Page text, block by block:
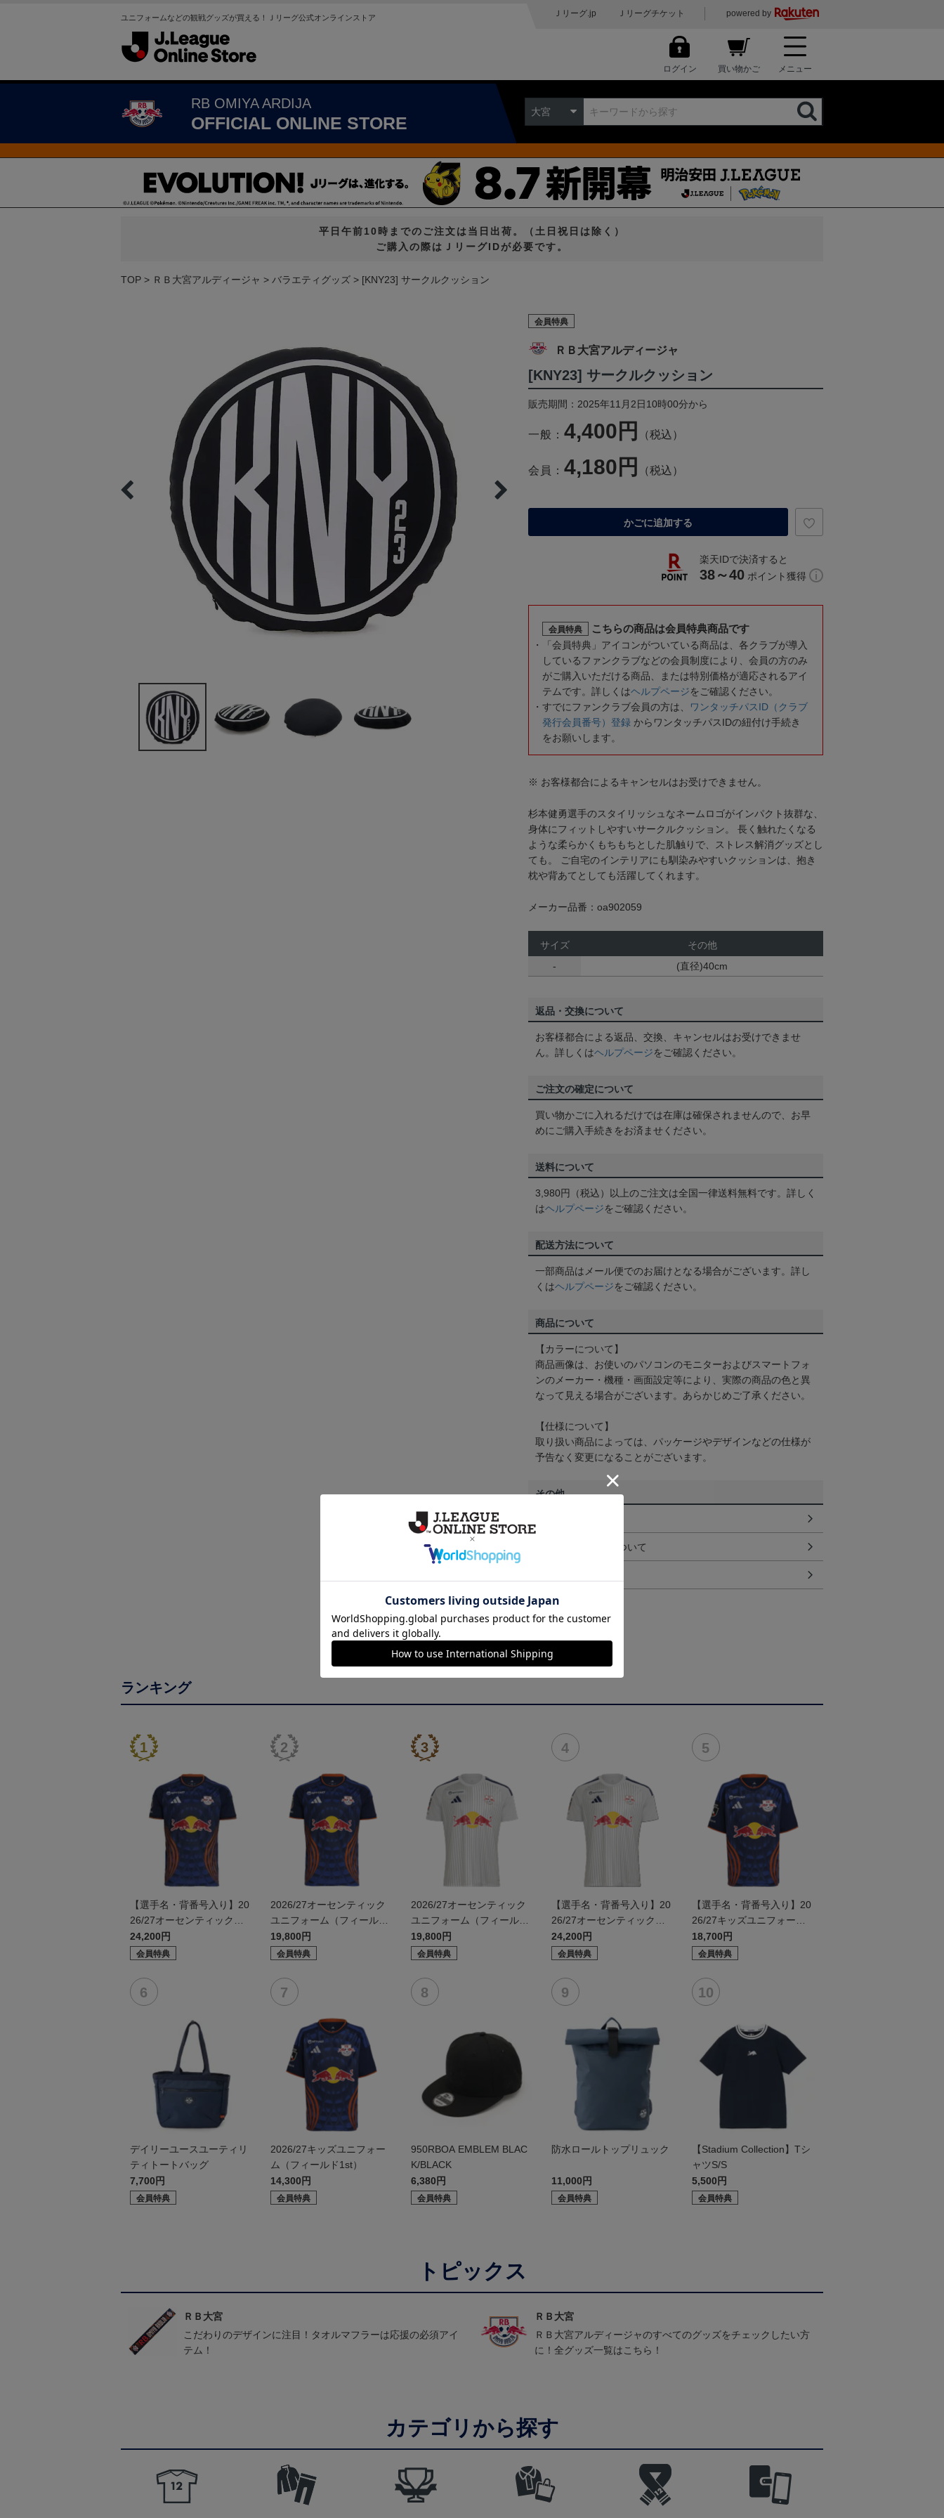
ユニフォームなどの観戦グッズが買える！Ｊリーグ公式オンラインストア Ｊリーグ.jp Ｊリーグチケット powered by
ログイン 買い物かご メニュー
RB OMIYA ARDIJA
OFFICIAL ONLINE STORE
大宮
平日午前10時までのご注文は当日出荷。（土日祝日は除く）
ご購入の際はＪリーグIDが必要です。
TOP ＲＢ大宮アルディージャ バラエティグッズ [KNY23] サークルクッション
会員特典
ＲＢ大宮アルディージャ
[KNY23] サークルクッション
販売期間：2025年11月2日10時00分から
一般： 4,400円 （税込）
会員： 4,180円 （税込）
かごに追加する
楽天IDで決済すると
38～40 ポイント獲得
会員特典 こちらの商品は会員特典商品です
「会員特典」アイコンがついている商品は、各クラブが導入
しているファンクラブなどの会員制度により、会員の方のみ
がご購入いただける商品、または特別価格が適応されるアイ
テムです。詳しくはヘルプページをご確認ください。
すでにファンクラブ会員の方は、
ワンタッチパスID（クラブ
発行会員番号）登録 からワンタッチパスIDの紐付け手続き
をお願いします。
※ お客様都合によるキャンセルはお受けできません。
杉本健勇選手のスタイリッシュなネームロゴがインパクト抜群な、
身体にフィットしやすいサークルクッション。 長く触れたくなる
ような柔らかくもちもちとした肌触りで、ストレス解消グッズとし
ても。 ご自宅のインテリアにも馴染みやすいクッションは、抱き
枕や背あてとしても活躍してくれます。
メーカー品番：oa902059
サイズ
その他
-
(直径)40cm
返品・交換について
お客様都合による返品、交換、キャンセルはお受けできませ
ん。詳しくはヘルプページをご確認ください。
ご注文の確定について
買い物かごに入れるだけでは在庫は確保されませんので、お早
めにご購入手続きをお済ませください。
送料について
3,980円（税込）以上のご注文は全国一律送料無料です。詳しく
はヘルプページをご確認ください。
配送方法について
一部商品はメール便でのお届けとなる場合がございます。詳し
くはヘルプページをご確認ください。
商品について
【カラーについて】
商品画像は、お使いのパソコンのモニターおよびスマートフォ
ンのメーカー・機種・画面設定等により、実際の商品の色と異
なって見える場合がございます。あらかじめご了承ください。
【仕様について】
取り扱い商品によっては、パッケージやデザインなどの仕様が
予告なく変更になることがございます。
その他
ギフト対応について
ランキング
【選手名・背番号入り】20
26/27オーセンティックユ
ニフォーム（フィールド1s
t）
24,200円
会員特典
2026/27オーセンティック
ユニフォーム（フィールド
1st）
19,800円
会員特典
2026/27オーセンティック
ユニフォーム（フィールド
2nd）
19,800円
会員特典
【選手名・背番号入り】20
26/27オーセンティックユ
ニフォーム（フィールド2n
d）
24,200円
会員特典
【選手名・背番号入り】20
26/27キッズユニフォーム
（フィールド1st）
18,700円
会員特典
デイリーユースユーティリ
ティトートバッグ
7,700円
会員特典
2026/27キッズユニフォー
ム（フィールド1st）
14,300円
会員特典
950RBOA EMBLEM BLAC
K/BLACK
6,380円
会員特典
防水ロールトップリュック
11,000円
会員特典
【Stadium Collection】Tシ
ャツS/S
5,500円
会員特典
トピックス
ＲＢ大宮
こだわりのデザインに注目！タオルマフラーは応援の必須アイ
テム！
ＲＢ大宮
ＲＢ大宮アルディージャのすべてのグッズをチェックしたい方
に！全グッズ一覧はこちら！
カテゴリから探す